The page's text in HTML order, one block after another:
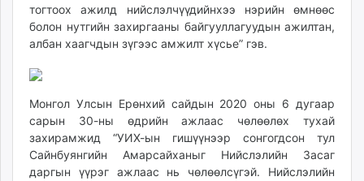
тогтоох ажилд нийслэлчүүдийнхээ нэрийн өмнөөс
болон нутгийн захиргааны байгууллагуудын ажилтан,
албан хаагчдын зүгээс амжилт хүсье” гэв.
Монгол Улсын Ерөнхий сайдын 2020 оны 6 дугаар
сарын 30-ны өдрийн ажлаас чөлөөлөх тухай
захирамжид “УИХ-ын гишүүнээр сонгогдсон тул
Сайнбуянгийн Амарсайханыг Нийслэлийн Засаг
даргын үүрэг ажлаас нь чөлөөлсүгэй. Нийслэлийн